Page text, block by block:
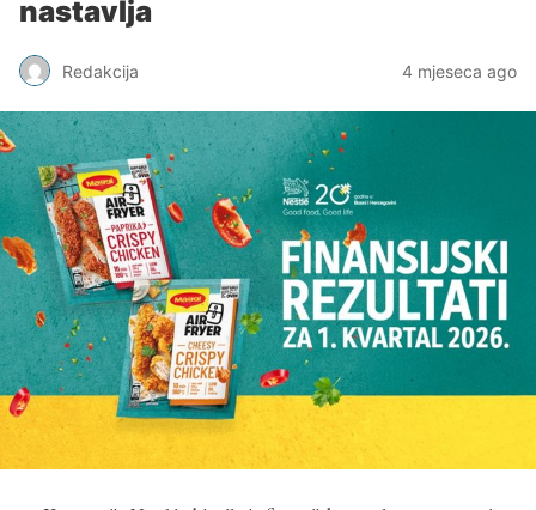
nastavlja
Redakcija 4 mjeseca ago